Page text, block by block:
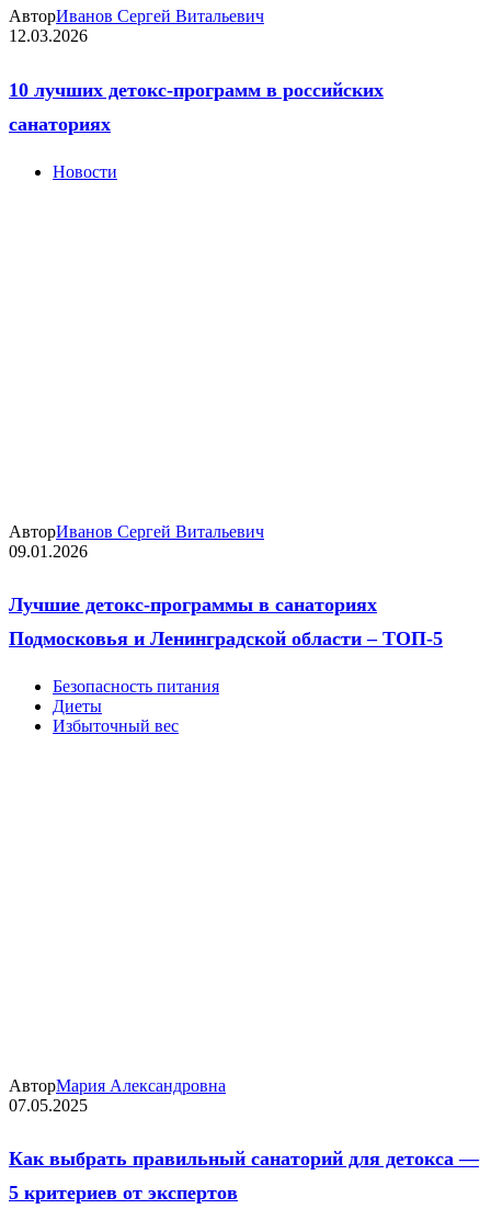
АвторИванов Сергей Витальевич
12.03.2026
10 лучших детокс-программ в российских
санаториях
Новости
АвторИванов Сергей Витальевич
09.01.2026
Лучшие детокс-программы в санаториях
Подмосковья и Ленинградской области – ТОП-5
Безопасность питания
Диеты
Избыточный вес
АвторМария Александровна
07.05.2025
Как выбрать правильный санаторий для детокса —
5 критериев от экспертов